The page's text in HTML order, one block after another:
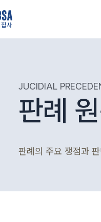
사
JUCIDIAL
판례
판례의 주요 쟁점과